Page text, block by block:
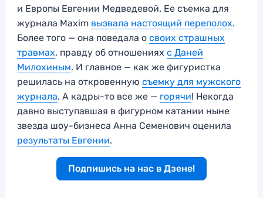
и Европы Евгении Медведевой. Ее съемка для
журнала Maxim вызвала настоящий переполох.
Более того — она поведала о своих страшных
травмах, правду об отношениях с Даней
Милохиным. И главное — как же фигуристка
решилась на откровенную съемку для мужского
журнала. А кадры-то все же — горячи! Некогда
давно выступавшая в фигурном катании ныне
звезда шоу-бизнеса Анна Семенович оценила
результаты Евгении.
Подпишись на нас в Дзене!